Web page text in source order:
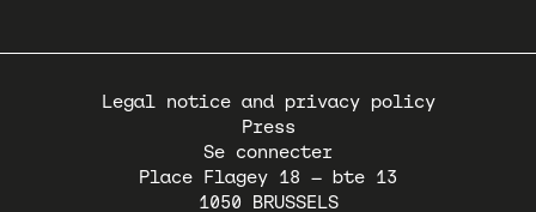
Pied
Legal notice and privacy policy
Press
Se connecter
Place Flagey 18 – bte 13
1050
BRUSSELS